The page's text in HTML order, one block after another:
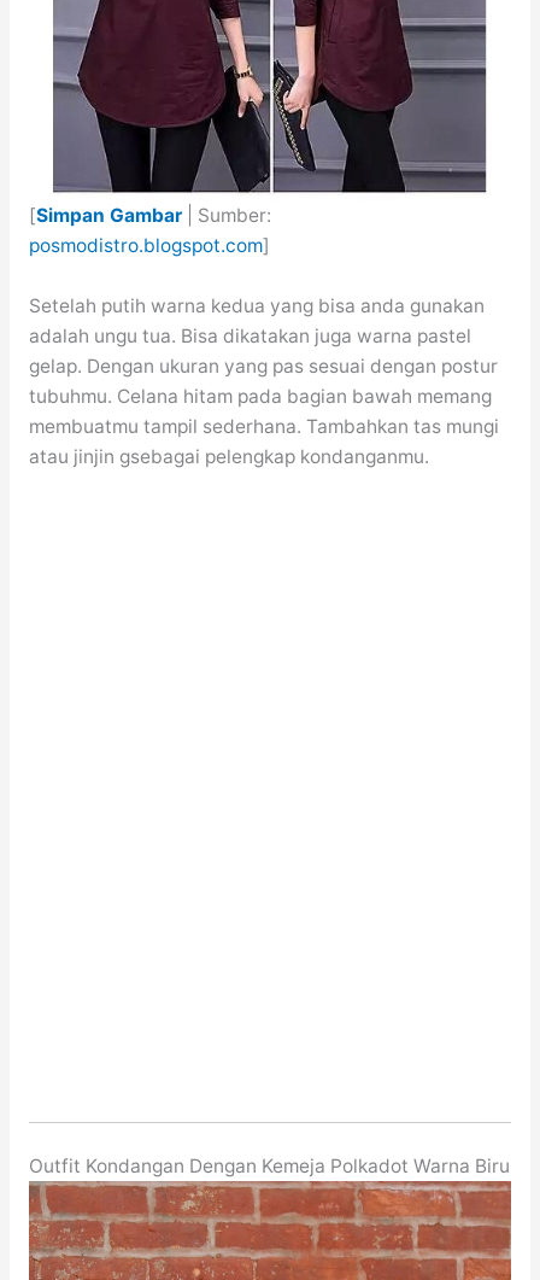
[Simpan Gambar| Sumber:
posmodistro.blogspot.com]
Setelah putih warna kedua yang bisa anda gunakan
adalah ungu tua. Bisa dikatakan juga warna pastel
gelap. Dengan ukuran yang pas sesuai dengan postur
tubuhmu. Celana hitam pada bagian bawah memang
membuatmu tampil sederhana. Tambahkan tas mungi
atau jinjin gsebagai pelengkap kondanganmu.
Outfit Kondangan Dengan Kemeja Polkadot Warna Biru